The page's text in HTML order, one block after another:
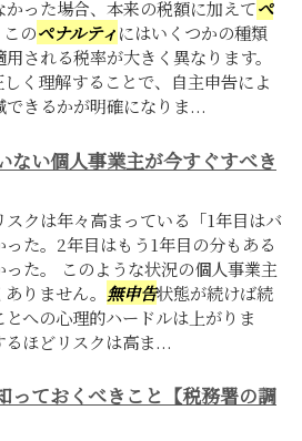
った場合、本来の税額に加えてペ
のペナルティにはいくつかの種類
される税率が大きく異なります。
く理解することで、自主申告によ
きるかが明確になりま...
ない個人事業主が今すぐすべき
クは年々高まっている「1年目はバ
た。2年目はもう1年目の分もある
た。 このような状況の個人事業主
りません。 無申告状態が続けば続
への心理的ハードルは上がりま
ほどリスクは高ま...
っておくべきこと【税務署の調